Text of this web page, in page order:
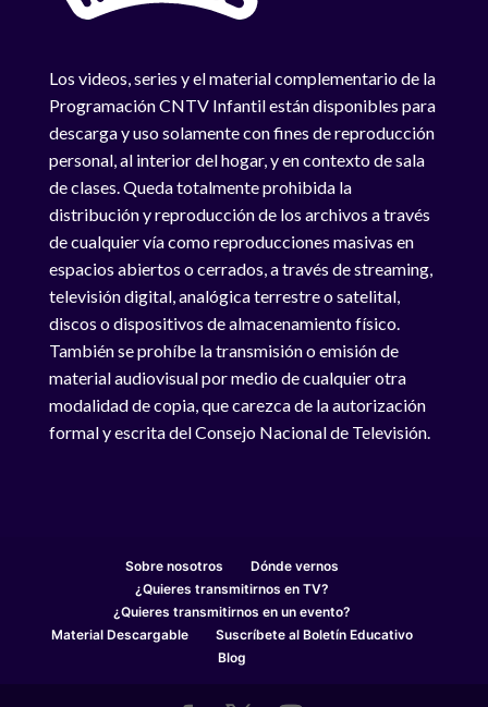
Los videos, series y el material complementario de la
Programación CNTV Infantil están disponibles para
descarga y uso solamente con fines de reproducción
personal, al interior del hogar, y en contexto de sala
de clases. Queda totalmente prohibida la
distribución y reproducción de los archivos a través
de cualquier vía como reproducciones masivas en
espacios abiertos o cerrados, a través de streaming,
televisión digital, analógica terrestre o satelital,
discos o dispositivos de almacenamiento físico.
También se prohíbe la transmisión o emisión de
material audiovisual por medio de cualquier otra
modalidad de copia, que carezca de la autorización
formal y escrita del Consejo Nacional de Televisión.
Sobre nosotros
Dónde vernos
¿Quieres transmitirnos en TV?
¿Quieres transmitirnos en un evento?
Material Descargable
Suscríbete al Boletín Educativo
Blog